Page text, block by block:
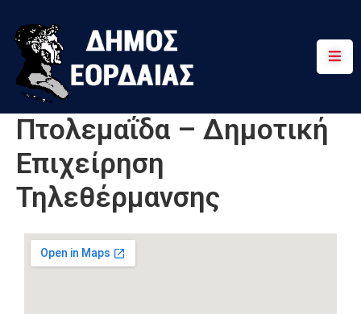
Αρχική
Πτολεμαΐδα
Κοινότητες
Τουρισμός
Διαδρομές
Χρήσιμα
Πτολεμαΐδα – Δημοτική
Επιχείρηση
Τηλεθέρμανσης